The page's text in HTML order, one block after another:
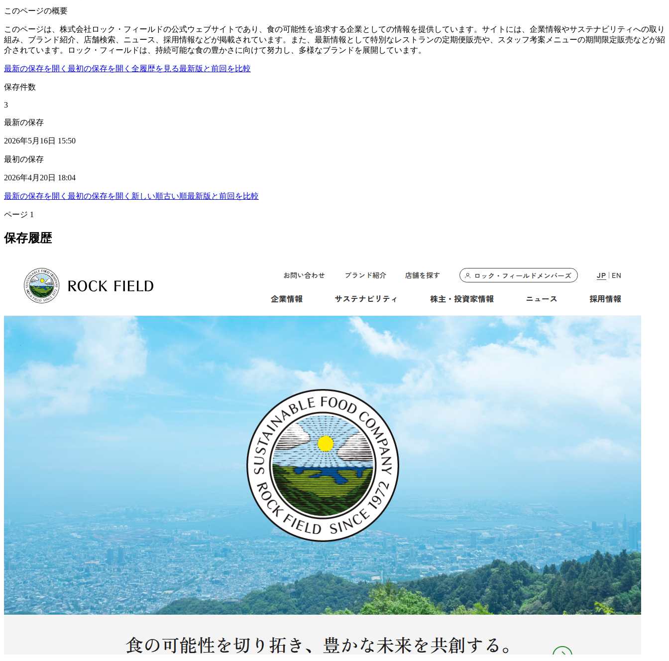
このページの概要
このページは、株式会社ロック・フィールドの公式ウェブサイトであり、食の可能性を追求する企業としての情報を提供しています。サイトには、企業情報やサステナビリティへの取り
組み、ブランド紹介、店舗検索、ニュース、採用情報などが掲載されています。また、最新情報として特別なレストランの定期便販売や、スタッフ考案メニューの期間限定販売などが紹
介されています。ロック・フィールドは、持続可能な食の豊かさに向けて努力し、多様なブランドを展開しています。
最新の保存を開く 最初の保存を開く 全履歴を見る最新版と前回を比較
保存件数
3
最新の保存
2026年5月16日 15:50
最初の保存
2026年4月20日 18:04
最新の保存を開く 最初の保存を開く 新しい順古い順最新版と前回を比較
ページ 1
保存履歴